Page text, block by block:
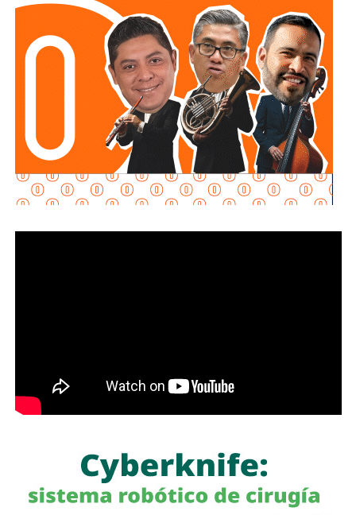
inversión permitirá reducir riesgos para el personal
operativo, atender con mayor rapidez situaciones de
emergencia y garantizar más seguridad y tranquilidad a las
familias potosinas.
Defensa Nacional mediante la aplicación del Plan DN-III-E,